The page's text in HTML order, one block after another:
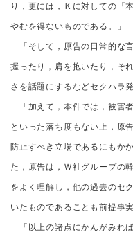
り，更には，Ｋに対しての『
やむを得ないものである。」
「そして，原告の日常的な
握ったり，肩を抱いたり，そ
さを話題にするなどセクハラ
「加えて，本件では，被害
といった落ち度もない上，原
防止すべき立場であるにもか
た，原告は，Ｗ社グループの
をよく理解し，他の過去のセ
いたものであることも前提事
「以上の諸点にかんがみれ